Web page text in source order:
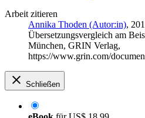
Arbeit zitieren
Annika Thoden (Autor:in),
Übersetzungsvergleich am
München, GRIN Verlag,
https://www.grin.com/
Schließen